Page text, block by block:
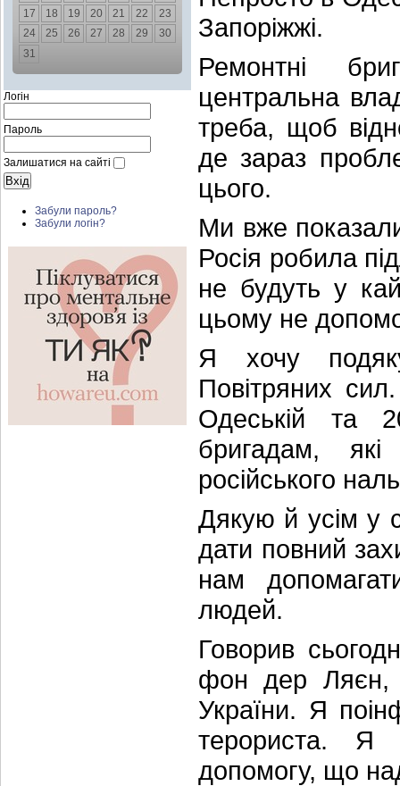
17
18 19 20 21 22
23
24
25 26 27 28 29
30
31
Логін
Пароль
Залишатися на сайті
Забули пароль?
Забули логін?
Запоріжжі.
Ремонтні
центральна
треба, щоб
де зараз
цього.
Ми вже
Росія робила
не будуть у
цьому не
Я хочу
Повітряних
Одеській та
бригадам,
російського
Дякую й усім у
дати повний
нам
людей.
Говорив
фон дер Ляєн,
України. Я
терориста. Я
допомогу, що